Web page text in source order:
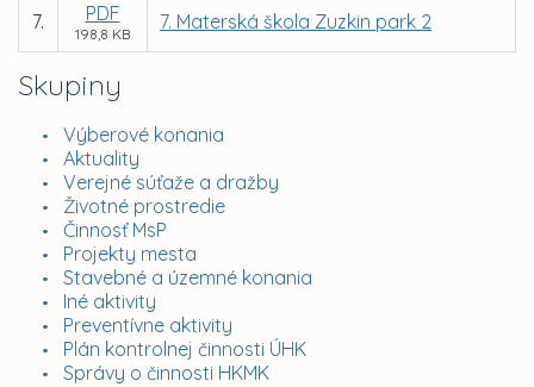
Skupiny
Výberové konania
Aktuality
Verejné súťaže a dražby
Životné prostredie
Činnosť MsP
Projekty mesta
Stavebné a územné konania
Iné aktivity
Preventívne aktivity
Plán kontrolnej činnosti ÚHK
Správy o činnosti HKMK
7. PDF
198,8 KB
7. Materská škola Zuzkin park 2